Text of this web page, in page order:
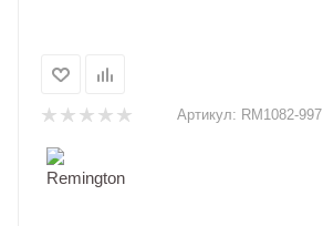
Артикул: RM1082-997